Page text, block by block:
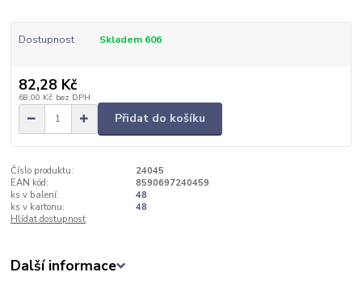
Dostupnost Skladem 606
82,28 Kč
68,00 Kč bez DPH
Přidat do košíku
Číslo produktu:
24045
EAN kód:
8590697240459
ks v balení:
48
ks v kartonu:
48
Hlídat dostupnost
Další informace